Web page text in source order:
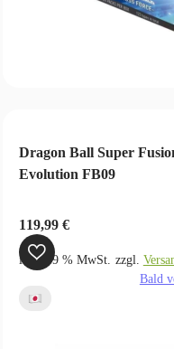
Dragon Ball Super
Evolution FB09
119,99 €
inkl. 19 % MwSt. zzgl.
Bald